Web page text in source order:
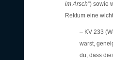
im Arsch“) sowie
Rektum eine
– KV 233
warst,
du, dass